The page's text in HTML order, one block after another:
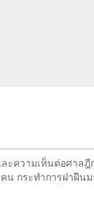
ะความเห็นต่อศาล
น กระทำการฝ่าฝืน